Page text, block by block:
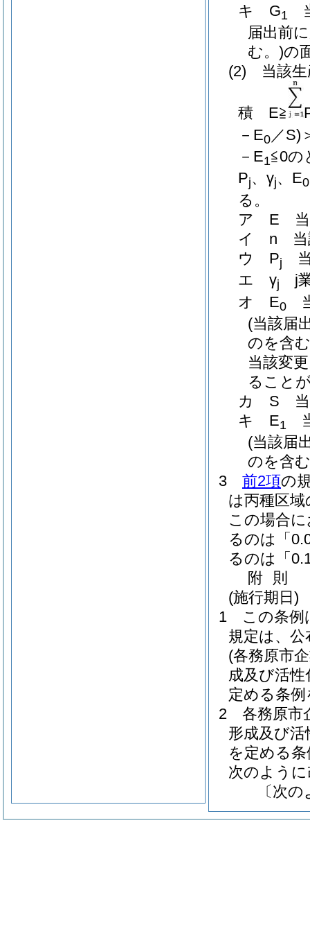
キ G1
届出前
む。)の
(2)
当該
積 E≧
－E0／S)
－E1≦0の
Pj、γj、E0
る。
ア
E 当
イ
n 当
ウ
Pj
当
エ
γj
j
オ
E0
(当該届
のを含
当該変
ること
カ
S 当
キ
E1
(当該届
のを含
3
前2項の
は丙種区
この場合
るのは「
るのは「
附 則
(施行期日)
1
この条例
規定は、
(各務原市
成及び活
定める条
2
各務原市
形成及び
を定める
次のよう
〔次